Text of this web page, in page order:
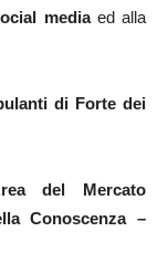
mediaed alla
di Forte dei
del Mercato
Conoscenza –